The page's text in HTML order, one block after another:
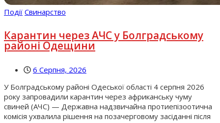
Події Свинарство
Карантин через АЧС у Болградському
районі Одещини
6 Серпня, 2026
У Болградському районі Одеської області 4 серпня 2026
року запровадили карантин через африканську чуму
свиней (АЧС) — Державна надзвичайна протиепізоотична
комісія ухвалила рішення на позачерговому засіданні після